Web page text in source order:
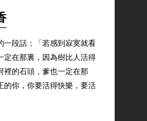
一段話：「若感到寂寞就看
定在那裏，因為樹比人活得
裡的石頭，爹也一定在那
的你，你要活得快樂，要活